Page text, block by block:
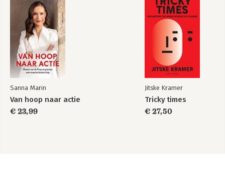
Sanna Marin
Van hoop naar actie
€ 23,99
Jitske Kramer
Tricky times
€ 27,50